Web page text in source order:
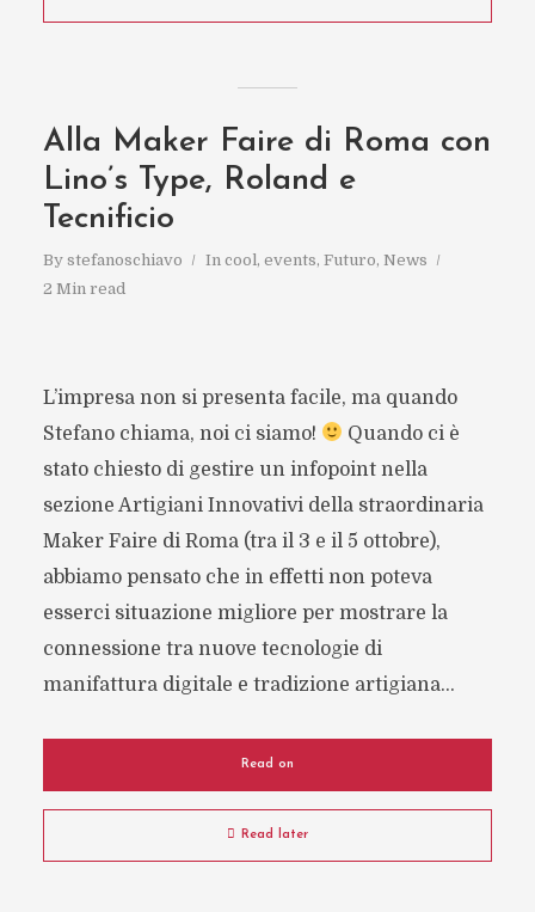
Alla Maker Faire di Roma con
Lino’s Type, Roland e
Tecnificio
By stefanoschiavo In cool, events, Futuro, News
2 Min read
L’impresa non si presenta facile, ma quando
Stefano chiama, noi ci siamo!
Quando ci è
stato chiesto di gestire un infopoint nella
sezione Artigiani Innovativi della straordinaria
Maker Faire di Roma (tra il 3 e il 5 ottobre),
abbiamo pensato che in effetti non poteva
esserci situazione migliore per mostrare la
connessione tra nuove tecnologie di
manifattura digitale e tradizione artigiana...
Read on
Read later